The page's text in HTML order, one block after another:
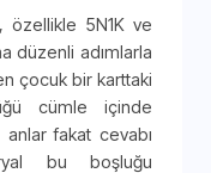
özellikle 5N1K ve
düzenli adımlarla
çocuk bir karttaki
cümle içinde
fakat cevabı
bu boşluğu